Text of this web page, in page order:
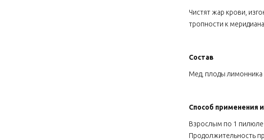
Чистят жар крови,
тропности к
Состав
Мед, плоды лимонника
Способ применения
Взрослым по 1 пилюле
Продолжительность